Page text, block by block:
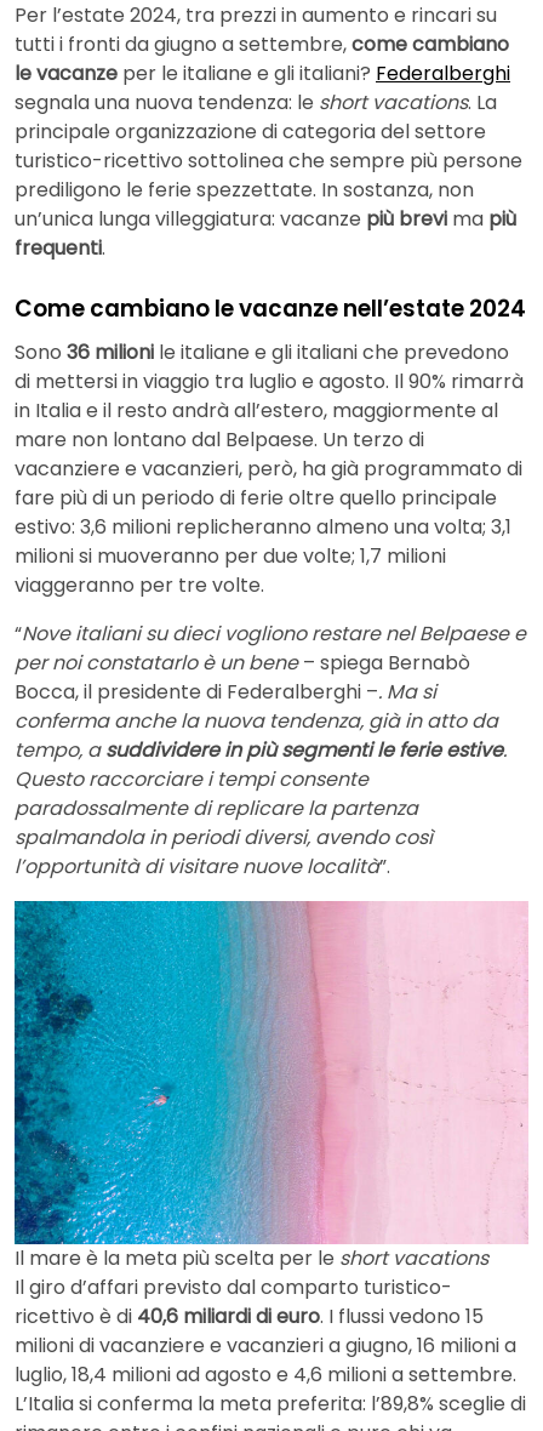
Per l’estate 2024, tra prezzi in aumento e rincari su
tutti i fronti da giugno a settembre,come cambiano
le vacanze per le italiane e gli italiani? Federalberghi
segnala una nuova tendenza: le short vacations. La
principale organizzazione di categoria del settore
turistico-ricettivo sottolinea che sempre più persone
prediligono le ferie spezzettate. In sostanza, non
un’unica lunga villeggiatura: vacanze più brevi ma più
frequenti.
Come cambiano le vacanze nell’estate 2024
Sono 36 milioni le italiane e gli italiani che prevedono
di mettersi in viaggio tra luglio e agosto. Il 90% rimarrà
in Italia e il resto andrà all’estero, maggiormente al
mare non lontano dal Belpaese. Un terzo di
vacanziere e vacanzieri, però, ha già programmato di
fare più di un periodo di ferie oltre quello principale
estivo: 3,6 milioni replicheranno almeno una volta; 3,1
milioni si muoveranno per due volte; 1,7 milioni
viaggeranno per tre volte.
“Nove italiani su dieci vogliono restare nel Belpaese e
per noi constatarlo è un bene– spiega Bernabò
Bocca, il presidente di Federalberghi –. Ma si
conferma anche la nuova tendenza, già in atto da
tempo, asuddividere in più segmenti le ferie estive.
Questo raccorciare i tempi consente
paradossalmente di replicare la partenza
spalmandola in periodi diversi, avendo così
l’opportunità di visitare nuove località”.
Il mare è la meta più scelta per le short vacations
Il giro d’affari previsto dal comparto turistico-
ricettivo è di 40,6 miliardi di euro. I flussi vedono 15
milioni di vacanziere e vacanzieri a giugno, 16 milioni a
luglio, 18,4 milioni ad agosto e 4,6 milioni a settembre.
L’Italia si conferma la meta preferita: l’89,8% sceglie di